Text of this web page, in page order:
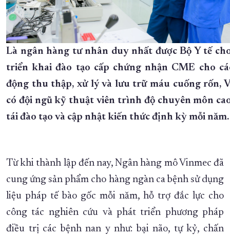
Là ngân hàng tư nhân duy nhất được Bộ Y tế
triển khai đào tạo cấp chứng nhận CME cho
động thu thập, xử lý và lưu trữ máu cuống rốn,
có đội ngũ kỹ thuật viên trình độ chuyên môn
tái đào tạo và cập nhật kiến thức định kỳ mỗi năm.
Từ khi thành lập đến nay, Ngân hàng mô Vinmec đã
cung ứng sản phẩm cho hàng ngàn ca bệnh sử dụng
liệu pháp tế bào gốc mỗi năm, hỗ trợ đắc lực cho
công tác nghiên cứu và phát triển phương pháp
điều trị các bệnh nan y như: bại não, tự kỷ, chấn